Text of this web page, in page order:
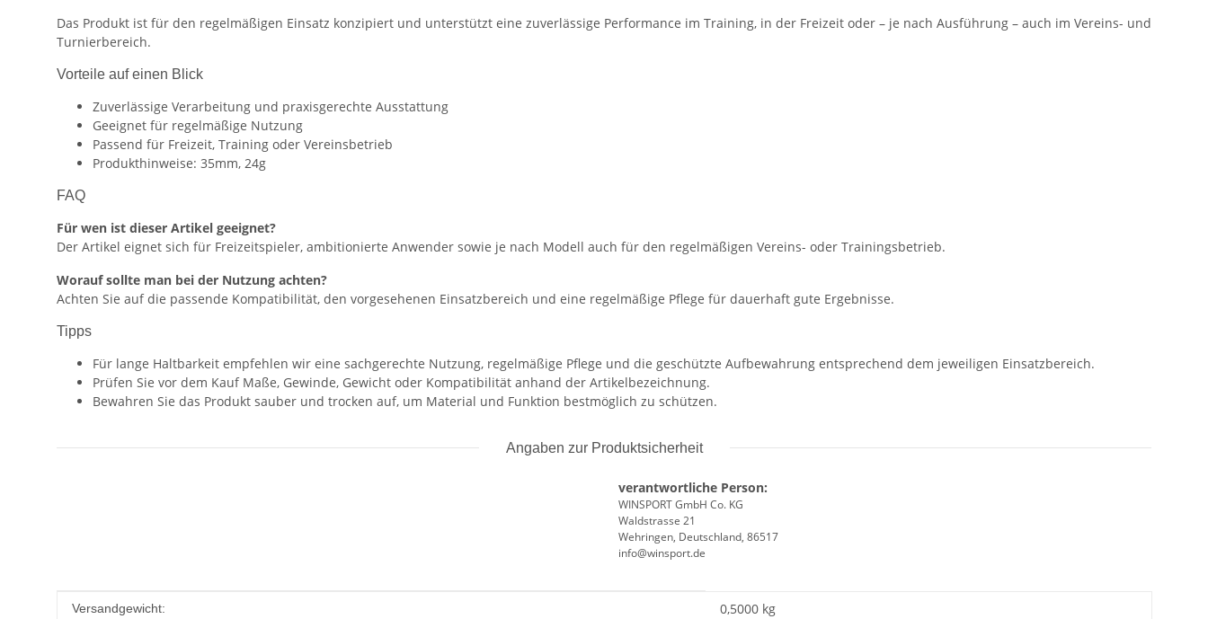
Das Produkt ist für den regelmäßigen Einsatz konzipiert und unterstützt eine zuverlässige Performance im Training, in der Freizeit oder – je nach Ausführung – auch im Vereins- und
Turnierbereich.
Vorteile auf einen Blick
Zuverlässige Verarbeitung und praxisgerechte Ausstattung
Geeignet für regelmäßige Nutzung
Passend für Freizeit, Training oder Vereinsbetrieb
Produkthinweise: 35mm, 24g
FAQ
Für wen ist dieser Artikel geeignet?
Der Artikel eignet sich für Freizeitspieler, ambitionierte Anwender sowie je nach Modell auch für den regelmäßigen Vereins- oder Trainingsbetrieb.
Worauf sollte man bei der Nutzung achten?
Achten Sie auf die passende Kompatibilität, den vorgesehenen Einsatzbereich und eine regelmäßige Pflege für dauerhaft gute Ergebnisse.
Tipps
Für lange Haltbarkeit empfehlen wir eine sachgerechte Nutzung, regelmäßige Pflege und die geschützte Aufbewahrung entsprechend dem jeweiligen Einsatzbereich.
Prüfen Sie vor dem Kauf Maße, Gewinde, Gewicht oder Kompatibilität anhand der Artikelbezeichnung.
Bewahren Sie das Produkt sauber und trocken auf, um Material und Funktion bestmöglich zu schützen.
Angaben zur Produktsicherheit
verantwortliche Person:
WINSPORT GmbH Co. KG
Waldstrasse 21
Wehringen, Deutschland, 86517
info@winsport.de
Produkteigenschaft
Wert
Versandgewicht: 0,5000 kg